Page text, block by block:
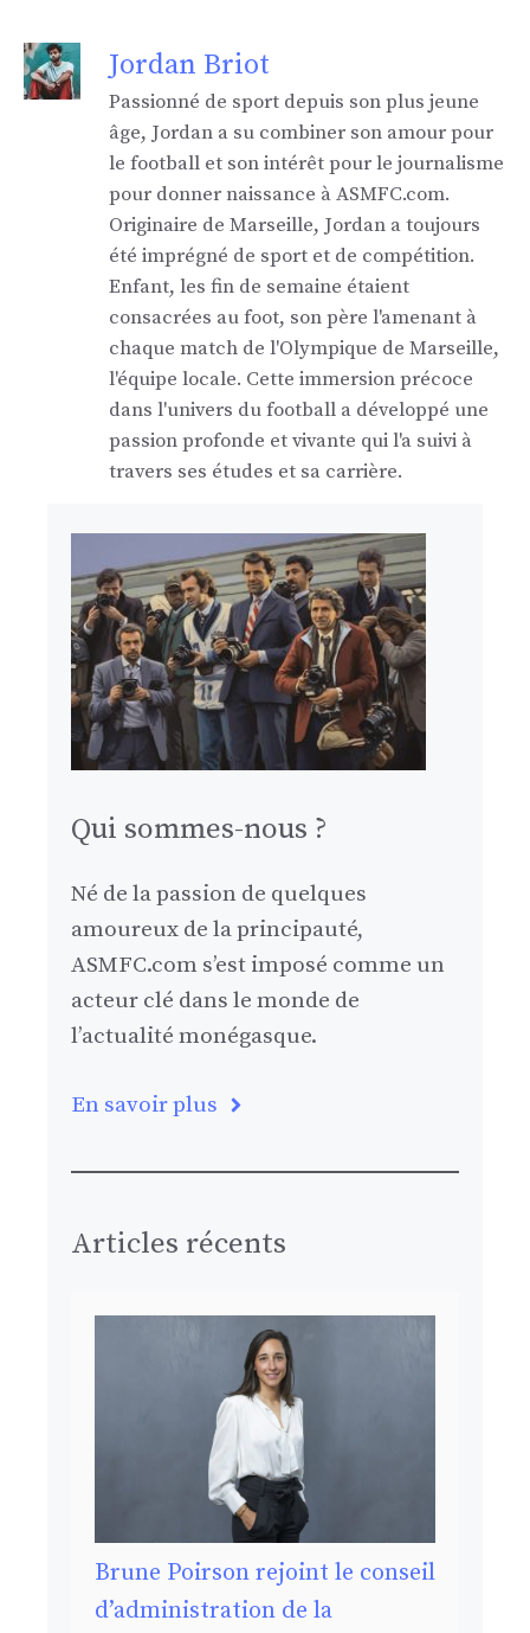
Jordan Briot
Passionné de sport depuis son plus jeune
âge, Jordan a su combiner son amour pour
le football et son intérêt pour le journalisme
pour donner naissance à ASMFC.com.
Originaire de Marseille, Jordan a toujours
été imprégné de sport et de compétition.
Enfant, les fin de semaine étaient
consacrées au foot, son père l'amenant à
chaque match de l'Olympique de Marseille,
l'équipe locale. Cette immersion précoce
dans l'univers du football a développé une
passion profonde et vivante qui l'a suivi à
travers ses études et sa carrière.
Qui sommes-nous ?
Né de la passion de quelques
amoureux de la principauté,
ASMFC.com s’est imposé comme un
acteur clé dans le monde de
l’actualité monégasque.
En savoir plus
Articles récents
Brune Poirson rejoint le conseil
d’administration de la